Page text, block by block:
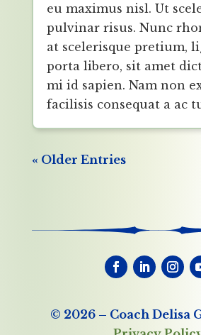
eu maximus nisl. Ut
pulvinar risus. Nunc
at scelerisque pretium,
porta libero, sit amet
mi id sapien. Nam non
facilisis consequat a ac
« Older Entries
© 2026 – Coach Delisa